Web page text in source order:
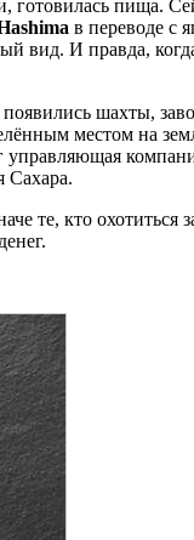
готовилась пища.
в переводе с
вид. И правда,
появились шахты,
местом на
управляющая
Сахара.
те, кто охотиться